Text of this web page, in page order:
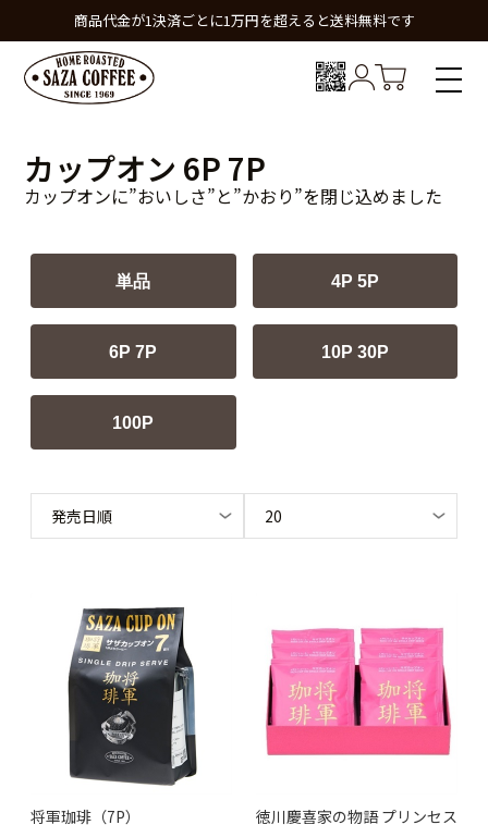
商品代金が1決済ごとに1万円を超えると送料無料です
カップオン 6P 7P
カップオンに”おいしさ”と”かおり”を閉じ込めました
単品 4P 5P
6P 7P 10P 30P
100P
将軍珈琲（7P）
徳川慶喜家の物語 プリンセス